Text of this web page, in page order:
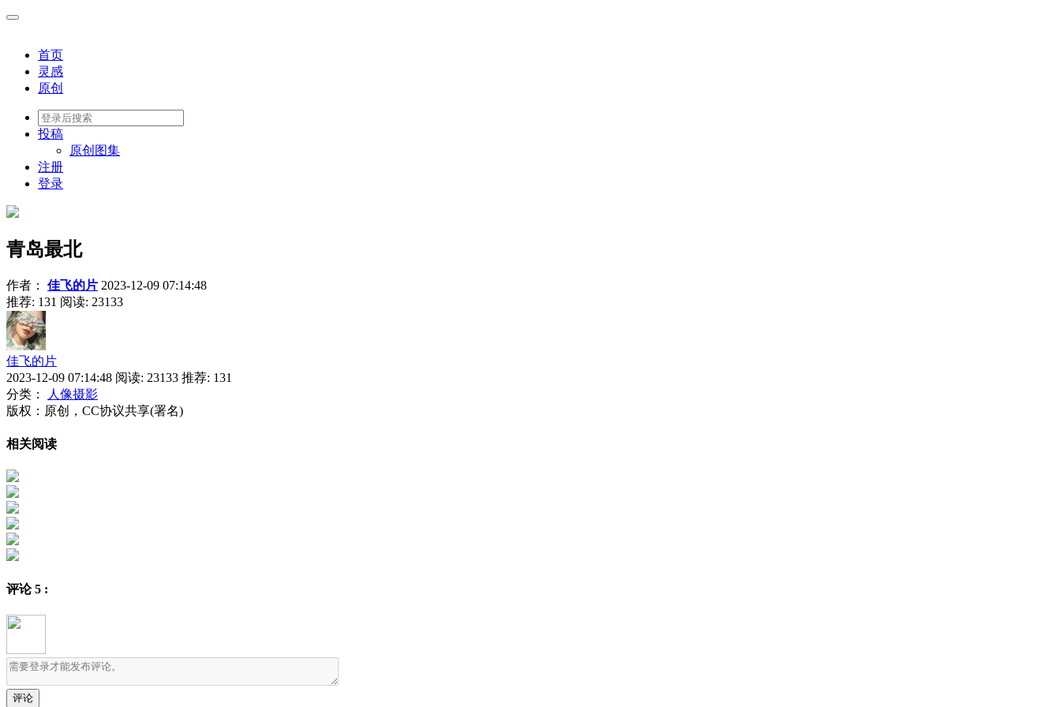
首页
灵感
原创
投稿
原创图集
注册
登录
青岛最北
作者： 佳飞的片 2023-12-09 07:14:48
推荐: 131 阅读: 23133
佳飞的片
2023-12-09 07:14:48 阅读: 23133 推荐: 131
分类：
人像摄影
版权：原创，CC协议共享(署名)
相关阅读
评论5 :